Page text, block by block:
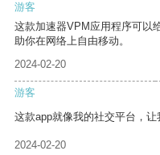
游客
这款加速器VPM应用程序可以
助你在网络上自由移动。
2024-02-20
游客
这款app就像我的社交平台，让
2024-02-20